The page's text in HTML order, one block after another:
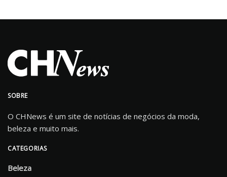
SOBRE
O CHNews é um site de notícias de negócios da moda,
beleza e muito mais.
CATEGORIAS
Beleza